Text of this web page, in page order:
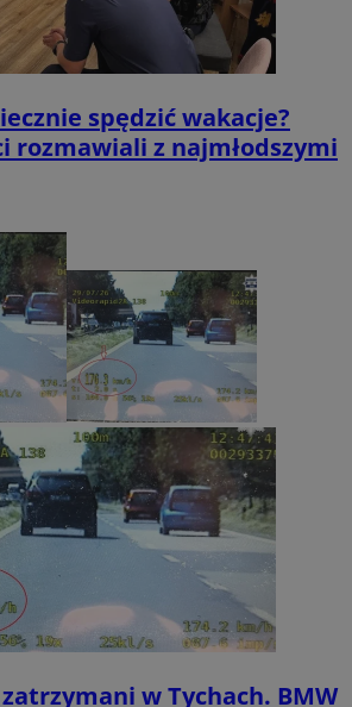
spędzić wakacje?
rozmawiali z najmłodszymi
w Tychach. BMW